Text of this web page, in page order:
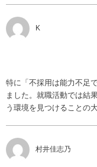
K
特に「不採用は能力不足
ました。就職活動では結
う環境を見つけることの
村井佳志乃